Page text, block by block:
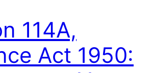
114A,
Act 1950: